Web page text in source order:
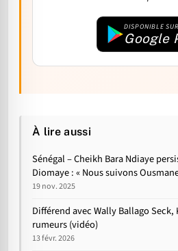
DISPONIBLE SUR
Google
À lire aussi
Sénégal – Cheikh Bara Ndiaye
Diomaye : « Nous suivons
19 nov. 2025
Différend avec Wally Ballago Seck,
rumeurs (vidéo)
13 févr. 2026